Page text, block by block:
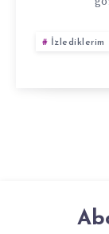
İzlediklerim